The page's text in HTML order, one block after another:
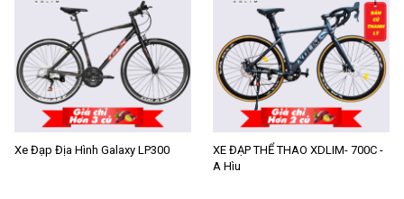
Xe Đạp Địa Hình Galaxy LP300
XE ĐẠP THỂ THAO XDLIM- 700C -
A Hìu